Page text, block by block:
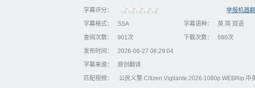
字幕评分：
举报机器
字幕格式：
SSA 字幕语种：
英 简 双语
查阅次数：
901次 下载次数：
680次
发布时间：
2026-06-27 06:29:04
字幕来源：
原创翻译
匹配视频：
.公民义警.Citizen.Vigilante.2026.1080p.WEBRip.中